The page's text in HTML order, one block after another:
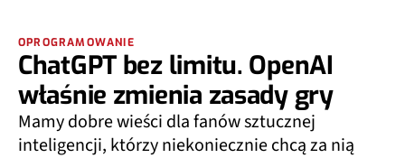
OPROGRAMOWANIE
ChatGPT bez limitu. OpenAI
właśnie zmienia zasady gry
Mamy dobre wieści dla fanów sztucznej
inteligencji, którzy niekoniecznie chcą za nią